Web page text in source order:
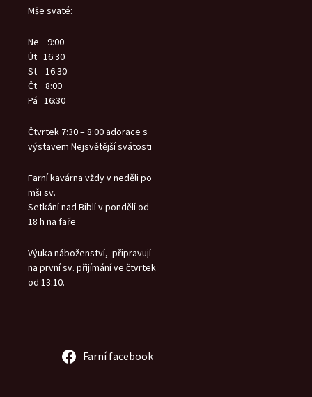
Mše svaté:
Ne 9:00
Út 16:30
St 16:30
Čt 8:00
Pá 16:30
Čtvrtek 7:30 – 8:00 adorace s
výstavem Nejsvětější svátosti
Farní kavárna vždy v neděli po
mši sv.
Setkání nad Biblí v pondělí od
18 h na faře
Výuka náboženství, připravují
na první sv. přijímání ve čtvrtek
od 13:10.
Farní facebook